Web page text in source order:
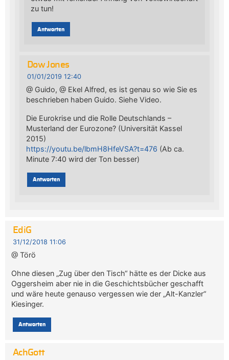
zu tun!
Antworten
Dow Jones
01/01/2019 12:40
@ Guido, @ Ekel Alfred, es ist genau so wie Sie es
beschrieben haben Guido. Siehe Video.
Die Eurokrise und die Rolle Deutschlands –
Musterland der Eurozone? (Universität Kassel
2015)
https://youtu.be/lbmH8HfeVSA?t=476 (Ab ca.
Minute 7:40 wird der Ton besser)
Antworten
EdiG
31/12/2018 11:06
@ Törö
Ohne diesen „Zug über den Tisch“ hätte es der Dicke aus
Oggersheim aber nie in die Geschichtsbücher geschafft
und wäre heute genauso vergessen wie der „Alt-Kanzler“
Kiesinger.
Antworten
AchGott